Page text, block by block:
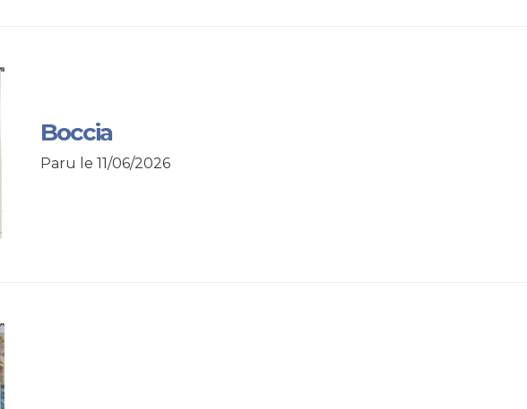
Boccia
Paru le 11/06/2026